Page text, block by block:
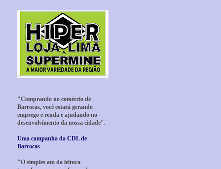
"Comprando no comércio de
Barrocas, você estará gerando
emprego e renda e ajudando no
desenvolvimento da nossa cidade".
Uma campanha da CDL de
Barrocas
"O simples ato da leitura